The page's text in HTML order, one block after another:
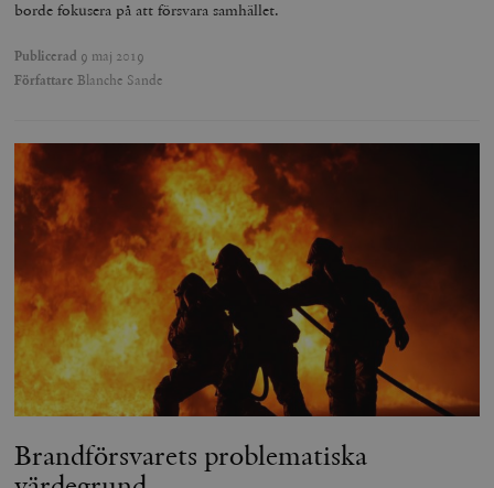
borde fokusera på att försvara samhället.
Publicerad 9 maj 2019
Författare Blanche Sande
Brandförsvarets problematiska